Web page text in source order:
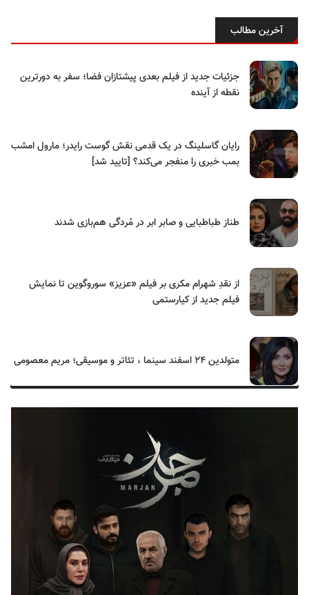
آخرین مطالب
جزئیات جدید از فیلم بعدی پیشتازان فضا؛ سفر به دورترین
نقطه از آینده
رایان گاسلینگ در یک قدمی نقش گوست رایدر؛ مارول امشب
بمب خبری را منفجر می‌کند؟ [تایید شد]
طناز طباطبایی و صابر ابر در مُردگی هم‌بازی شدند
از نقدِ شهرام مکری بر فیلم «عزیز» سوروگوین تا نمایش
فیلم جدید از کیارستمی
متولدین ۲۴ اسفند سینما ، تئاتر و موسیقی؛ مریم معصومی